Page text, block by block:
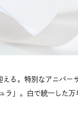
る。特別なアニバ
ラ」。白で統一した